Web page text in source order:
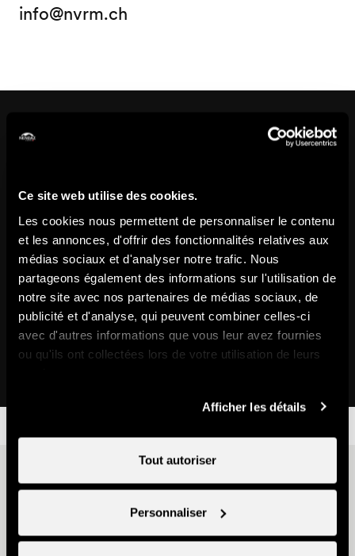
Ce site web utilise des cookies.
Les cookies nous permettent de personnaliser le contenu
et les annonces, d'offrir des fonctionnalités relatives aux
médias sociaux et d'analyser notre trafic. Nous
partageons également des informations sur l'utilisation de
notre site avec nos partenaires de médias sociaux, de
publicité et d'analyse, qui peuvent combiner celles-ci
avec d'autres informations que vous leur avez fournies
ou qu'ils ont collectées lors de votre utilisation de leurs
Afficher les détails
Tout autoriser
Personnaliser
info@nvrm.ch
Jardin des neiges Ecole Suisse de
Ski
D'autres idées